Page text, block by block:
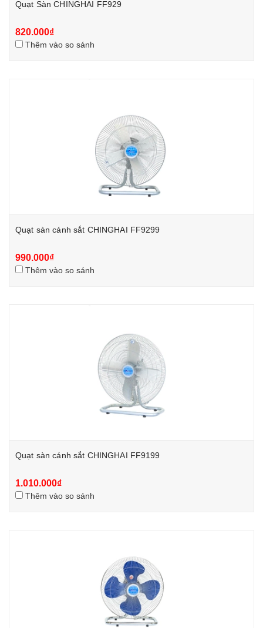
Quạt Sàn CHINGHAI FF929
820.000₫
Thêm vào so sánh
Quạt sàn cánh sắt CHINGHAI FF9299
990.000₫
Thêm vào so sánh
Quạt sàn cánh sắt CHINGHAI FF9199
1.010.000₫
Thêm vào so sánh